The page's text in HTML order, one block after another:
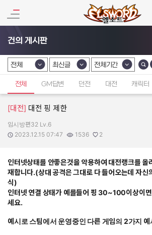
건의 게시판
카테고리 선택
전체
카테고리 선택
최신글
카테고리 선택
전체기간
전체 GM답변 던전 대전 캐릭터
[대전] 대전 핑 제한
작성자:
임시방편32 Lv.6
작성일:
2023.12.15 07:47
조회수:
1536
추천수:
2
인터넷상태를 안좋은것을 악용하여 대전랭크를 올
재합니다.(상대 공격은 그대로 다 들어오는데 자신
식)
인터넷 연결 상태가 예를들어 핑 30~100이상이
세요.
예시로 스팀에서 운영중인 다른 게임의 2가지